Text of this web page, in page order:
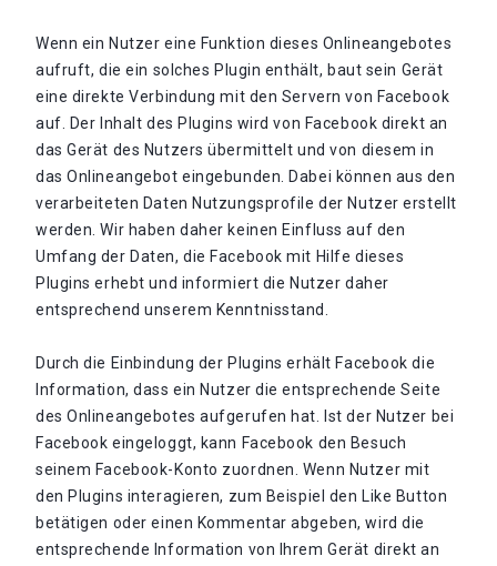
Wenn ein Nutzer eine Funktion dieses Onlineangebotes
aufruft, die ein solches Plugin enthält, baut sein Gerät
eine direkte Verbindung mit den Servern von Facebook
auf. Der Inhalt des Plugins wird von Facebook direkt an
das Gerät des Nutzers übermittelt und von diesem in
das Onlineangebot eingebunden. Dabei können aus den
verarbeiteten Daten Nutzungsprofile der Nutzer erstellt
werden. Wir haben daher keinen Einfluss auf den
Umfang der Daten, die Facebook mit Hilfe dieses
Plugins erhebt und informiert die Nutzer daher
entsprechend unserem Kenntnisstand.
Durch die Einbindung der Plugins erhält Facebook die
Information, dass ein Nutzer die entsprechende Seite
des Onlineangebotes aufgerufen hat. Ist der Nutzer bei
Facebook eingeloggt, kann Facebook den Besuch
seinem Facebook-Konto zuordnen. Wenn Nutzer mit
den Plugins interagieren, zum Beispiel den Like Button
betätigen oder einen Kommentar abgeben, wird die
entsprechende Information von Ihrem Gerät direkt an